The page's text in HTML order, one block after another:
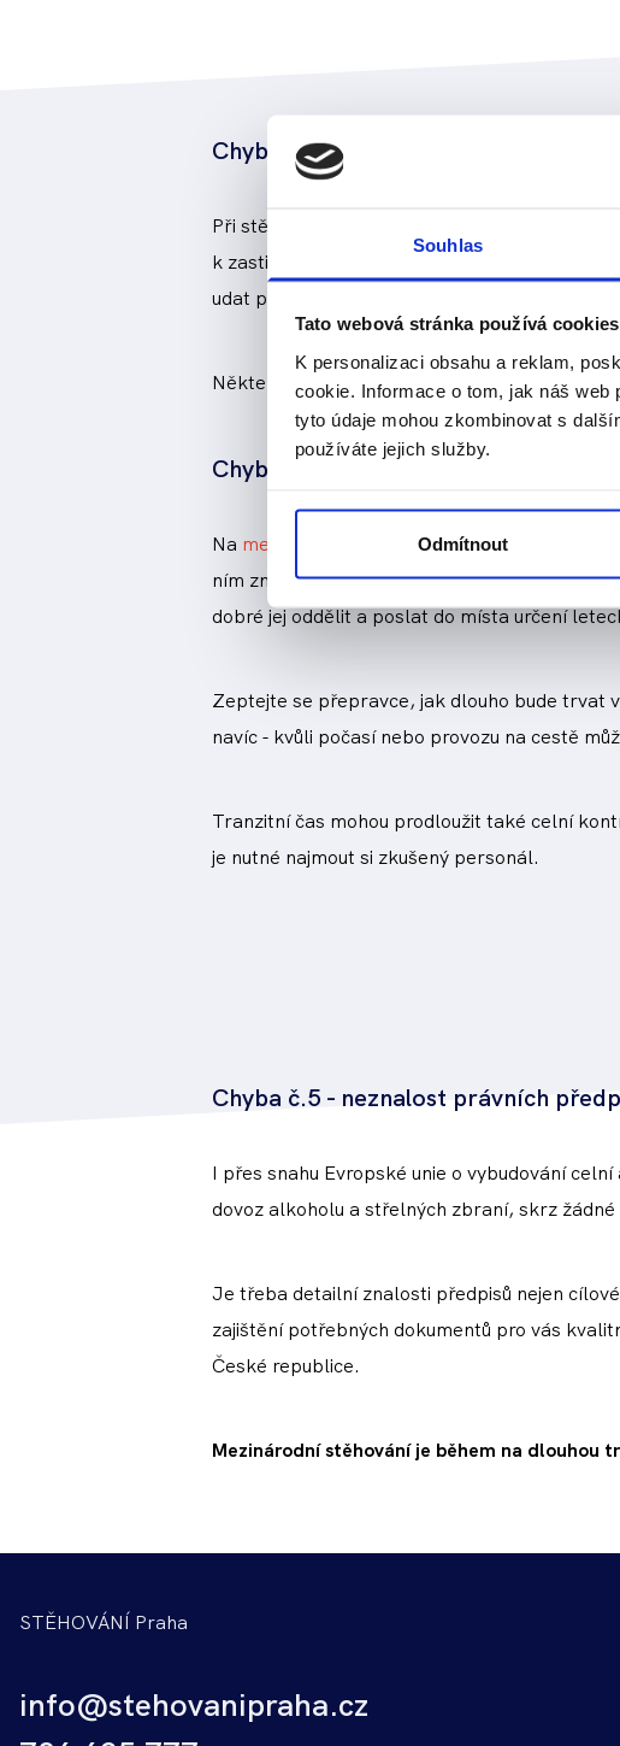
Souhlas
Tato webová stránka používá cookies
K personalizaci obsahu a reklam,
cookie. Informace o tom, jak náš
tyto údaje mohou zkombinovat s
používáte jejich služby.
Odmítnout
Chyba č.3 - nedostatečná komunikace
Při stěhování nákladu do zahraničí
k zastižení. Někdy není telefonická
udat přepravci také svůj e-mail.
Některé stěhovací společnosti umožňují také
Chyba č. 4 - nedostatek času
Na mezinárodní stěhováníje třeba si ponechat
ním znovu shledáte. Pro zajímavost - cesta
dobré jej oddělit a poslat do místa určení
Zeptejte se přepravce, jak dlouho bude trvat
navíc - kvůli počasí nebo provozu na cestě
Tranzitní čas mohou prodloužit také celní
je nutné najmout si zkušený personál.
Chyba č.5 - neznalost právních
I přes snahu Evropské unie o vybudování
dovoz alkoholu a střelných zbraní, skrz
Je třeba detailní znalosti předpisů nejen
zajištění potřebných dokumentů pro vás
České republice.
Mezinárodní stěhování je během na dlouhou
STĚHOVÁNÍ Praha
info@stehovanipraha.cz